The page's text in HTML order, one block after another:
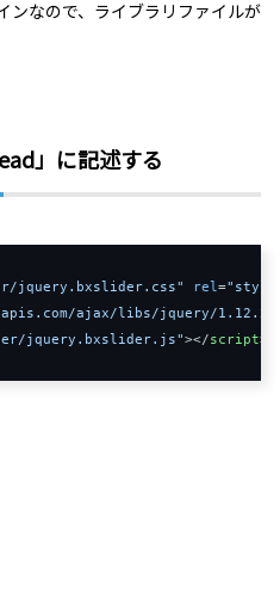
なので、ライブラリファイルが
」に記述する
jquery.bxslider.css" rel =
ajax/libs/jquery/
jquery.bxslider.js"></script>